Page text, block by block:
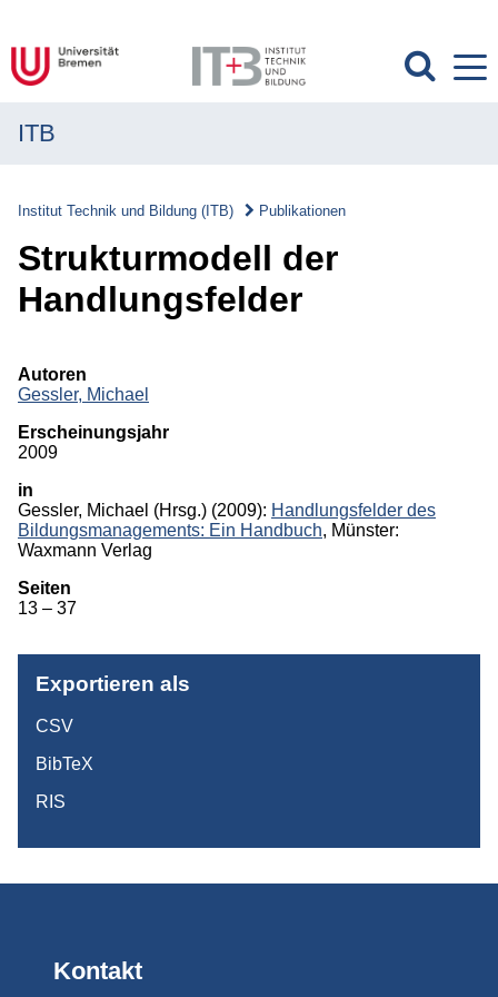
Transfer
Publikationen
Publikationen
Monographien
Beiträge in Sammelbänden
Beiträge in Zeitschriften
ITB-Forschungsberichte
ITB
Institut Technik und Bildung (ITB) Publikationen
Strukturmodell der
Handlungsfelder
Autoren
Gessler, Michael
Erscheinungsjahr
2009
in
Gessler, Michael (Hrsg.) (2009): Handlungsfelder des
Bildungs­managements: Ein Handbuch, Münster:
Waxmann Verlag
Seiten
13 – 37
Exportieren als
CSV
BibTeX
RIS
Kontakt